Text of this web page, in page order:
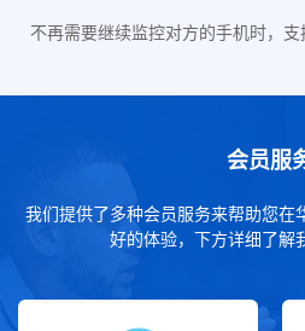
不再需要继续监控对方的手机时，支
会员服
我们提供了多种会员服务来帮助您在
好的体验，下方详细了解